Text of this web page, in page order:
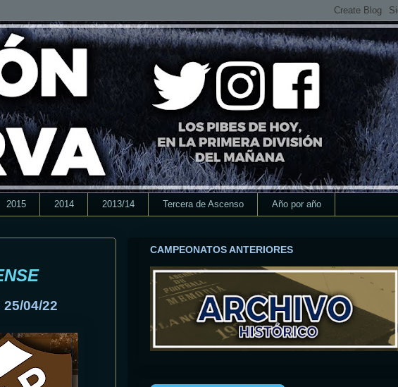
2015 2014 2013/14 Tercera de Ascenso Año por año
04/22
CAMPEONATOS ANTERIORES